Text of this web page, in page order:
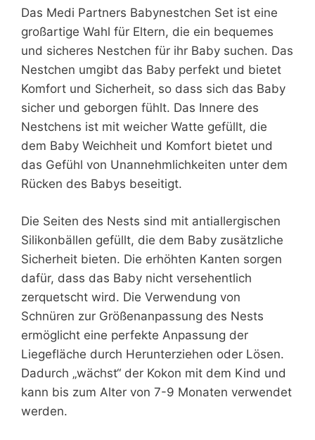
Das Medi Partners Babynestchen Set ist eine
großartige Wahl für Eltern, die ein bequemes
und sicheres Nestchen für ihr Baby suchen. Das
Nestchen umgibt das Baby perfekt und bietet
Komfort und Sicherheit, so dass sich das Baby
sicher und geborgen fühlt. Das Innere des
Nestchens ist mit weicher Watte gefüllt, die
dem Baby Weichheit und Komfort bietet und
das Gefühl von Unannehmlichkeiten unter dem
Rücken des Babys beseitigt.
Die Seiten des Nests sind mit antiallergischen
Silikonbällen gefüllt, die dem Baby zusätzliche
Sicherheit bieten. Die erhöhten Kanten sorgen
dafür, dass das Baby nicht versehentlich
zerquetscht wird. Die Verwendung von
Schnüren zur Größenanpassung des Nests
ermöglicht eine perfekte Anpassung der
Liegefläche durch Herunterziehen oder Lösen.
Dadurch „wächst“ der Kokon mit dem Kind und
kann bis zum Alter von 7-9 Monaten verwendet
werden.